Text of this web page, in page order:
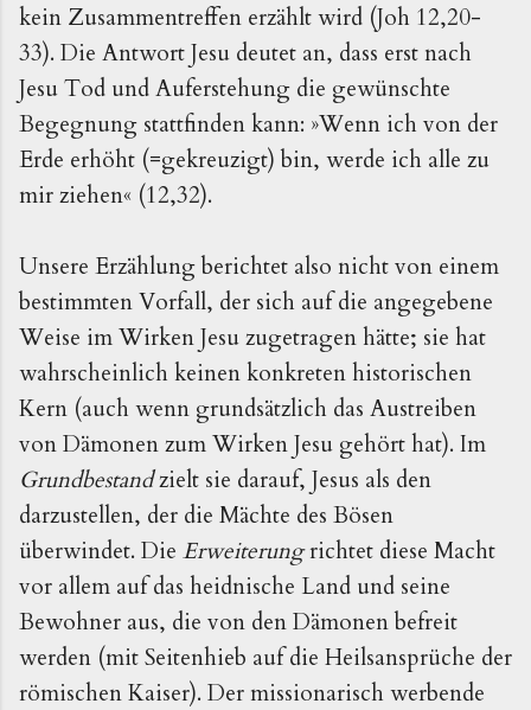
kein Zusammentreffen erzählt wird (Joh 12,20-
33). Die Antwort Jesu deutet an, dass erst nach
Jesu Tod und Auferstehung die gewünschte
Begegnung stattfinden kann: »Wenn ich von der
Erde erhöht (=gekreuzigt) bin, werde ich alle zu
mir ziehen« (12,32).
Unsere Erzählung berichtet also nicht von einem
bestimmten Vorfall, der sich auf die angegebene
Weise im Wirken Jesu zugetragen hätte; sie hat
wahrscheinlich keinen konkreten historischen
Kern (auch wenn grundsätzlich das Austreiben
von Dämonen zum Wirken Jesu gehört hat). Im
Grundbestandzielt sie darauf, Jesus als den
darzustellen, der die Mächte des Bösen
überwindet. Die Erweiterungrichtet diese Macht
vor allem auf das heidnische Land und seine
Bewohner aus, die von den Dämonen befreit
werden (mit Seitenhieb auf die Heilsansprüche der
römischen Kaiser). Der missionarisch werbende